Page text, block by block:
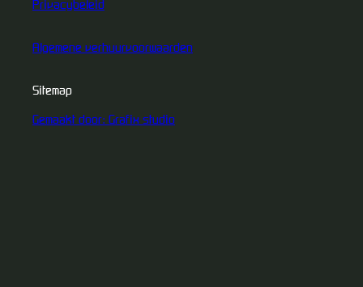
Privacybeleid
Algemene verhuurvoorwaarden
Sitemap
Gemaakt door: Grafix studio